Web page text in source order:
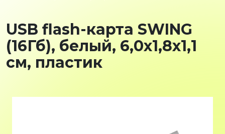
USB flash-карта SWING
(16Гб), белый, 6,0х1,8х1,1
см, пластик